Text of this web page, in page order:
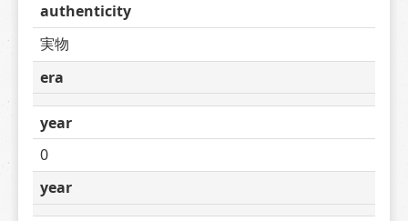
authenticity
実物
era
year
0
year